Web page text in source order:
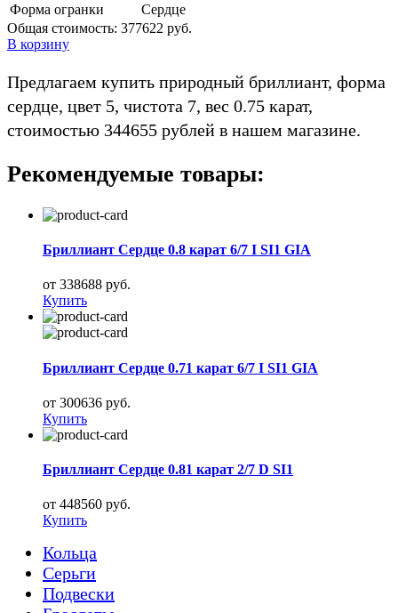
Форма огранки
Сердце
Общая стоимость: 377622 руб.
В корзину
Предлагаем купить природный бриллиант, форма
сердце, цвет 5, чистота 7, вес 0.75 карат,
стоимостью 344655 рублей в нашем магазине.
Рекомендуемые товары:
Бриллиант Сердце 0.8 карат 6/7 I SI1 GIA
от 338688 руб.
Купить
Бриллиант Сердце 0.71 карат 6/7 I SI1 GIA
от 300636 руб.
Купить
Бриллиант Сердце 0.81 карат 2/7 D SI1
от 448560 руб.
Купить
Кольца
Серьги
Подвески